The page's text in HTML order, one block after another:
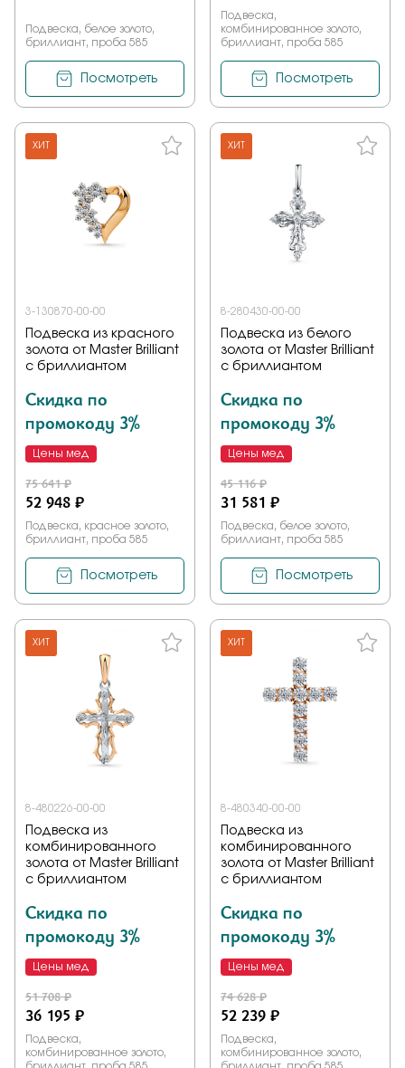
Подвеска, белое золото,
бриллиант, проба 585
Посмотреть
Подвеска,
комбинированное золото,
бриллиант, проба 585
Посмотреть
ХИТ
3-130870-00-00
Подвеска из красного
золота от Master Brilliant
с бриллиантом
Скидка по
промокоду 3%
Цены мед
75 641 ₽
52 948 ₽
Подвеска, красное золото,
бриллиант, проба 585
Посмотреть
ХИТ
8-280430-00-00
Подвеска из белого
золота от Master Brilliant
с бриллиантом
Скидка по
промокоду 3%
Цены мед
45 116 ₽
31 581 ₽
Подвеска, белое золото,
бриллиант, проба 585
Посмотреть
ХИТ
8-480226-00-00
Подвеска из
комбинированного
золота от Master Brilliant
с бриллиантом
Скидка по
промокоду 3%
Цены мед
51 708 ₽
36 195 ₽
Подвеска,
комбинированное золото,
ХИТ
8-480340-00-00
Подвеска из
комбинированного
золота от Master Brilliant
с бриллиантом
Скидка по
промокоду 3%
Цены мед
74 628 ₽
52 239 ₽
Подвеска,
комбинированное золото,